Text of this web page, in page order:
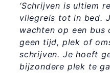
‘Schrijven is ultiem
vliegreis tot in bed.
wachten op een
geen tijd, plek of
schrijven. Je hoeft
bijzondere plek te